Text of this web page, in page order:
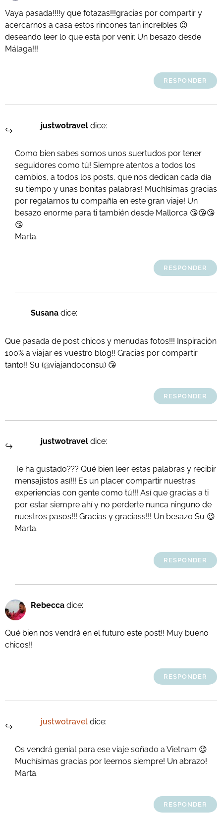
Vaya pasada!!!!y que fotazas!!!gracias por compartir y
acercarnos a casa estos rincones tan increíbles 😉
deseando leer lo que está por venir. Un besazo desde
Málaga!!!
RESPONDER
justwotravel dice:
Como bien sabes somos unos suertudos por tener
seguidores como tú! Siempre atentos a todos los
cambios, a todos los posts, que nos dedican cada día
su tiempo y unas bonitas palabras! Muchísimas gracias
por regalarnos tu compañía en este gran viaje! Un
besazo enorme para ti también desde Mallorca 😘😘😘
😘
Marta.
RESPONDER
Susana dice:
Que pasada de post chicos y menudas fotos!!! Inspiración
100% a viajar es vuestro blog!! Gracias por compartir
tanto!! Su (@viajandoconsu) 😘
RESPONDER
justwotravel dice:
Te ha gustado??? Qué bien leer estas palabras y recibir
mensajistos así!!! Es un placer compartir nuestras
experiencias con gente como tú!!! Así que gracias a ti
por estar siempre ahí y no perderte nunca ninguno de
nuestros pasos!!! Gracias y graciass!!! Un besazo Su 😉
Marta.
RESPONDER
Rebecca dice:
Qué bien nos vendrá en el futuro este post!! Muy bueno
chicos!!
RESPONDER
justwotravel dice:
Os vendrá genial para ese viaje soñado a Vietnam 😉
Muchísimas gracias por leernos siempre! Un abrazo!
Marta.
RESPONDER